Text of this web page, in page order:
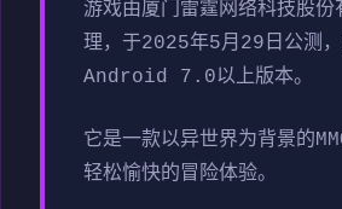
游戏由厦门雷霆网络科技股份
理，于2025年5月29日公测
Android 7.0以上版本。
它是一款以异世界为背景的
轻松愉快的冒险体验。